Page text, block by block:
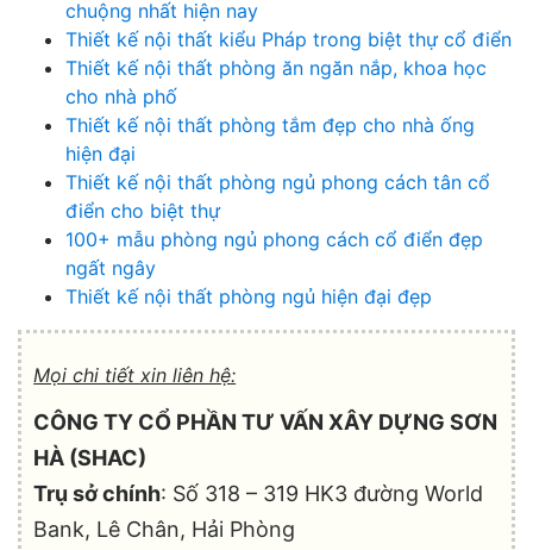
chuộng nhất hiện nay
Thiết kế nội thất kiểu Pháp trong biệt thự cổ điển
Thiết kế nội thất phòng ăn ngăn nắp, khoa học
cho nhà phố
Thiết kế nội thất phòng tắm đẹp cho nhà ống
hiện đại
Thiết kế nội thất phòng ngủ phong cách tân cổ
điển cho biệt thự
100+ mẫu phòng ngủ phong cách cổ điển đẹp
ngất ngây
Thiết kế nội thất phòng ngủ hiện đại đẹp
Mọi chi tiết xin liên hệ:
CÔNG TY CỔ PHẦN TƯ VẤN XÂY DỰNG SƠN
HÀ (SHAC)
Trụ sở chính: Số 318 – 319 HK3 đường World
Bank, Lê Chân, Hải Phòng